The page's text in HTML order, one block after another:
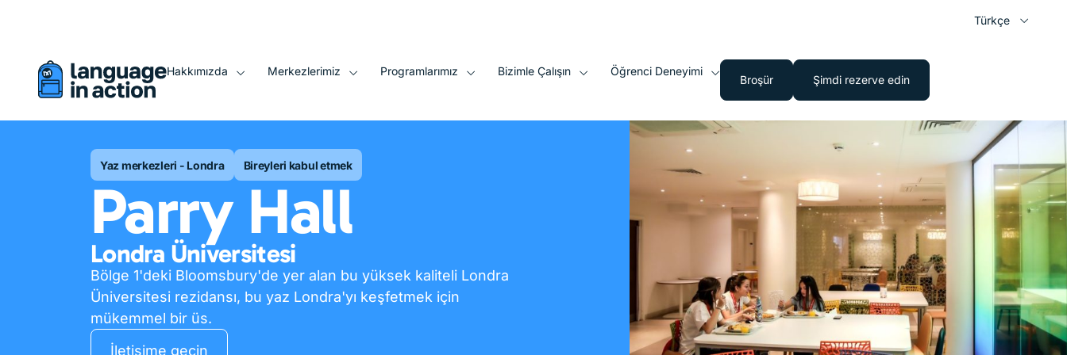
Türkçe
Hakkımızda Merkezlerimiz Programlarımız Bizimle Çalışın Öğrenci Deneyimi
Broşür Şimdi rezerve edin
Yaz merkezleri - Londra Bireyleri kabul etmek
Parry Hall
Londra Üniversitesi
Bölge 1'deki Bloomsbury'de yer alan bu yüksek kaliteli Londra
Üniversitesi rezidansı, bu yaz Londra'yı keşfetmek için
mükemmel bir üs.
İletişime geçin